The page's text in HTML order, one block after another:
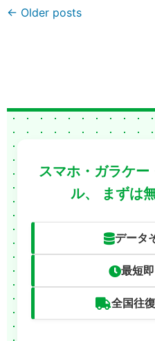
← Older posts
スマホ・ガラケ
ル、
まずは
データ
最短
全国往